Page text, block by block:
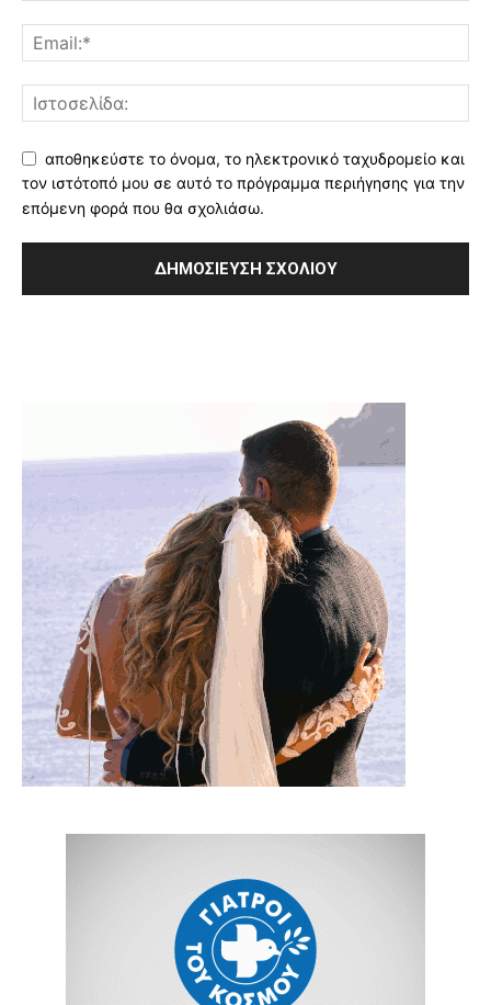
αποθηκεύστε το όνομα, το ηλεκτρονικό ταχυδρομείο και
τον ιστότοπό μου σε αυτό το πρόγραμμα περιήγησης για την
επόμενη φορά που θα σχολιάσω.